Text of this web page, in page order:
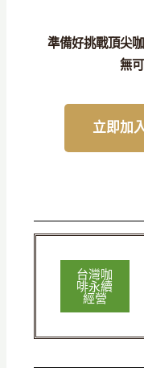
準備好挑戰頂尖
無
立即加
台灣咖
啡永續
經營